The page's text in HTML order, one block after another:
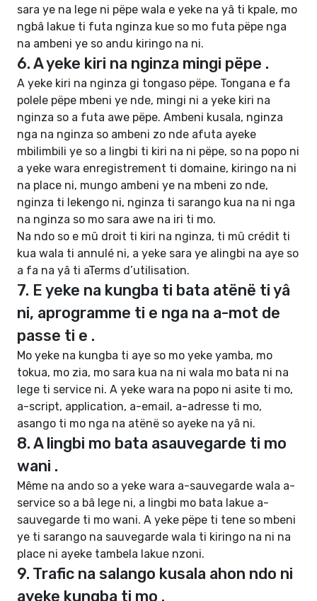
sara ye na lege ni pëpe wala e yeke na yâ ti kpale, mo
ngbâ lakue ti futa nginza kue so mo futa pëpe nga
na ambeni ye so andu kiringo na ni.
6. A yeke kiri na nginza mingi pëpe .
A yeke kiri na nginza gi tongaso pëpe. Tongana e fa
polele pëpe mbeni ye nde, mingi ni a yeke kiri na
nginza so a futa awe pëpe. Ambeni kusala, nginza
nga na nginza so ambeni zo nde afuta ayeke
mbilimbili ye so a lingbi ti kiri na ni pëpe, so na popo ni
a yeke wara enregistrement ti domaine, kiringo na ni
na place ni, mungo ambeni ye na mbeni zo nde,
nginza ti lekengo ni, nginza ti sarango kua na ni nga
na nginza so mo sara awe na iri ti mo.
Na ndo so e mû droit ti kiri na nginza, ti mû crédit ti
kua wala ti annulé ni, a yeke sara ye alingbi na aye so
a fa na yâ ti aTerms d’utilisation.
7. E yeke na kungba ti bata atënë ti yâ
ni, aprogramme ti e nga na a-mot de
passe ti e .
Mo yeke na kungba ti aye so mo yeke yamba, mo
tokua, mo zia, mo sara kua na ni wala mo bata ni na
lege ti service ni. A yeke wara na popo ni asite ti mo,
a-script, application, a-email, a-adresse ti mo,
asango ti mo nga na atënë so ayeke na yâ ni.
8. A lingbi mo bata asauvegarde ti mo
wani .
Même na ando so a yeke wara a-sauvegarde wala a-
service so a bâ lege ni, a lingbi mo bata lakue a-
sauvegarde ti mo wani. A yeke pëpe ti tene so mbeni
ye ti sarango na sauvegarde wala ti kiringo na ni na
place ni ayeke tambela lakue nzoni.
9. Trafic na salango kusala ahon ndo ni
ayeke kungba ti mo .